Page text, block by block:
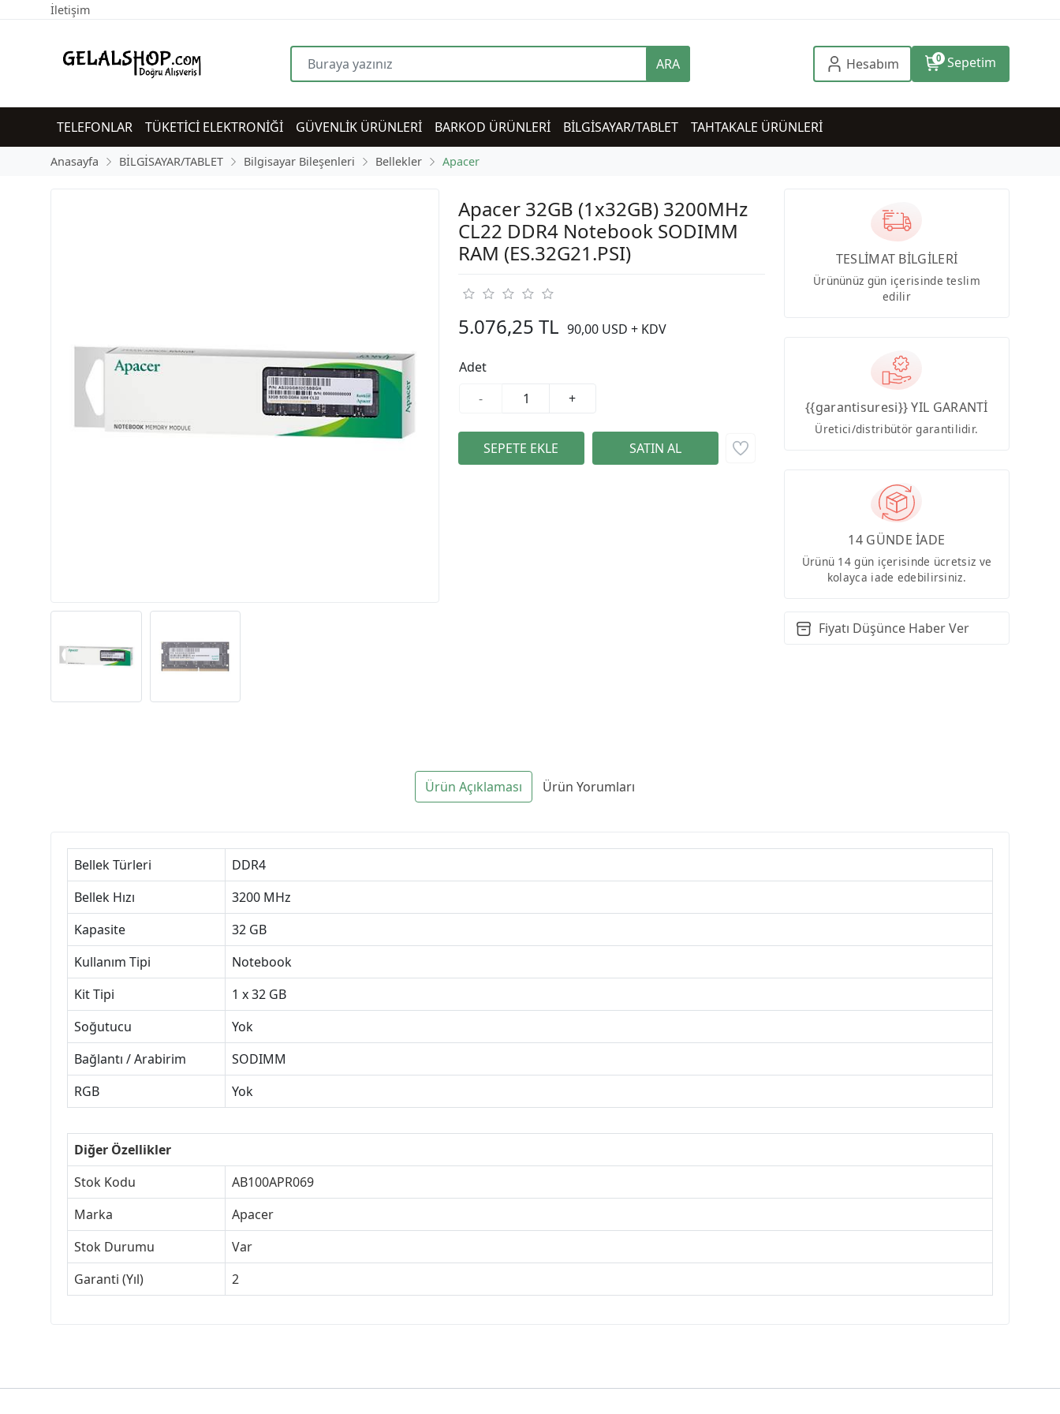
İletişim
ARA Hesabım 0 Sepetim
TELEFONLAR TÜKETİCİ ELEKTRONİĞİ GÜVENLİK ÜRÜNLERİ BARKOD ÜRÜNLERİ BİLGİSAYAR/TABLET TAHTAKALE ÜRÜNLERİ
Anasayfa BİLGİSAYAR/TABLET Bilgisayar Bileşenleri Bellekler Apacer
Apacer 32GB (1x32GB) 3200MHz
CL22 DDR4 Notebook SODIMM
RAM (ES.32G21.PSI)
5.076,25 TL 90,00 USD + KDV
Adet
-
+
TESLİMAT BİLGİLERİ
Ürününüz gün içerisinde teslim
edilir
{{garantisuresi}} YIL GARANTİ
Üretici/distribütör garantilidir.
14 GÜNDE İADE
Ürünü 14 gün içerisinde ücretsiz ve
kolayca iade edebilirsiniz.
Fiyatı Düşünce Haber Ver
Ürün Açıklaması Ürün Yorumları
Bellek Türleri
DDR4
Bellek Hızı
3200 MHz
Kapasite
32 GB
Kullanım Tipi
Notebook
Kit Tipi
1 x 32 GB
Soğutucu
Yok
Bağlantı / Arabirim
SODIMM
RGB
Yok
Diğer Özellikler
Stok Kodu
AB100APR069
Marka
Apacer
Stok Durumu
Var
Garanti (Yıl)
2